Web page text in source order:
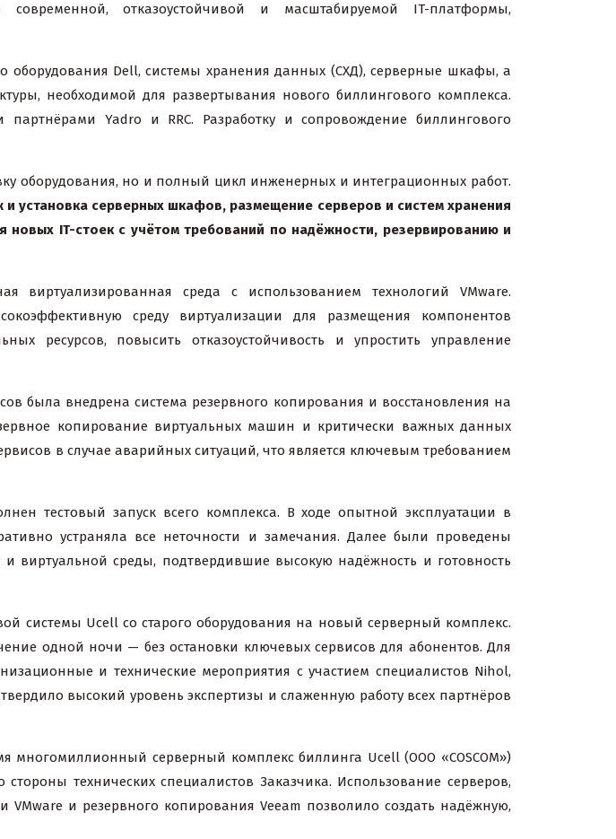
отказоустойчивой и масштабируемой IT-платформы,
оборудования Dell, системы хранения данных (СХД), серверные шкафы, а
необходимой для развертывания нового биллингового комплекса.
партнёрами Yadro и RRC. Разработку и сопровождение биллингового
оборудования, но и полный цикл инженерных и интеграционных работ.
установка серверных шкафов, размещение серверов и систем хранения
новых IT-стоек с учётом требований по надёжности, резервированию и
виртуализированная среда с использованием технологий VMware.
среду виртуализации для размещения компонентов
ресурсов, повысить отказоустойчивость и упростить управление
была внедрена система резервного копирования и восстановления на
копирование виртуальных машин и критически важных данных
в случае аварийных ситуаций, что является ключевым требованием
тестовый запуск всего комплекса. В ходе опытной эксплуатации в
устраняла все неточности и замечания. Далее были проведены
виртуальной среды, подтвердившие высокую надёжность и готовность
системы Ucell со старого оборудования на новый серверный комплекс.
одной ночи — без остановки ключевых сервисов для абонентов. Для
и технические мероприятия с участием специалистов Nihol,
высокий уровень экспертизы и слаженную работу всех партнёров
серверный комплекс биллинга Ucell (ООО «COSCOM»)
технических специалистов Заказчика. Использование серверов,
и резервного копирования Veeam позволило создать надёжную,